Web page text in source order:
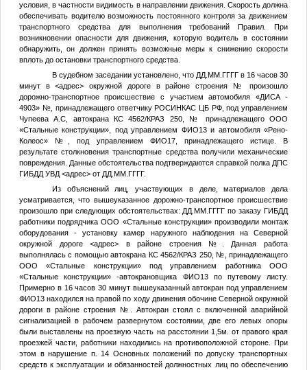
условия, в частности видимость в направлении движения. Скорость должна
обеспечивать водителю возможность постоянного контроля за движением
транспортного средства для выполнения требований Правил. При
возникновении опасности для движения, которую водитель в состоянии
обнаружить, он должен принять возможные меры к снижению скорости
вплоть до остановки транспортного средства.
В судебном заседании установлено, что ДД.ММ.ГГГГ в 16 часов 30
минут в<адрес> окружной дороге в районе строения №
произошло
дорожно-транспортное происшествие с участием автомобиля «ДИСА -
4903» № , принадлежащего ответчику РОСИНКАС ЦБ РФ, под управлением
Чупеева А.С , автокрана КС 4562/КРАЗ 250, №
принадлежащего ООО
«Стальные конструкции», под управлением ФИО13и автомобиля «Рено-
Колеос» № , под управлением ФИО17, принадлежащего истице. В
результате столкновения транспортные средства получили механические
повреждения. Данные обстоятельства подтверждаются справкой полка ДПС
ГИБДД УВД <адрес>от ДД.ММ.ГГГГ.
Из объяснений лиц, участвующих в деле, материалов дела
усматривается, что вышеуказанное дорожно-транспортное происшествие
произошло при следующих обстоятельствах: ДД.ММ.ГГГГ по заказу ГИБДД
работники подрядчика ООО «Стальные конструкции» производили монтаж
оборудования - установку камер наружного наблюдения на Северной
окружной дороге<адрес> в районе строения №
. Данная работа
выполнялась с помощью автокрана КС 4562/КРАЗ 250, № , принадлежащего
ООО «Стальные конструкции» под управлением работника ООО
«Стальные конструкции» -автокрановщика ФИО13по путевому листу.
Примерно в 16 часов 30 минут вышеуказанный автокран под управлением
ФИО13находился на правой по ходу движения обочине Северной окружной
дороги в районе строения №
. Автокран стоял с включенной аварийной
сигнализацией в рабочем развернутом состоянии, две его левых опоры
были выставлены на проезжую часть на расстоянии 1,5м. от правого края
проезжей части, работники находились на противоположной стороне. При
этом в нарушение п. 14 Основных положений по допуску транспортных
средств к эксплуатации и обязанностей должностных лиц по обеспечению